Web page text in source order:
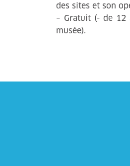
des sites et son
– Gratuit (- de 12
musée).